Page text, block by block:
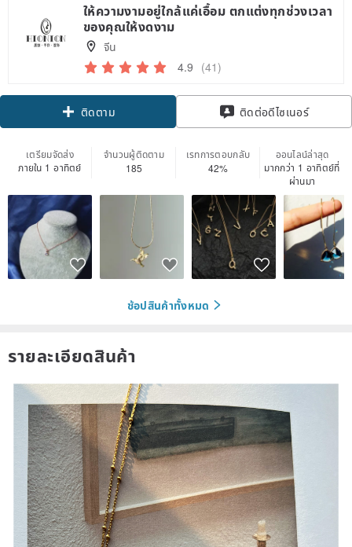
ให้ความงามอยู่ใกล้แค่เอื้อม ตกแต่งทุกช่วงเวลา
ของคุณให้งดงาม
จีน
4.9 (41)
ติดตาม ติดต่อดีไซเนอร์
เตรียมจัดส่ง
ภายใน 1 อาทิตย์
จำนวนผู้ติดตาม
185
เรทการตอบกลับ
42%
ออนไลน์ล่าสุด
มากกว่า 1 อาทิตย์ที่
ผ่านมา
ช้อปสินค้าทั้งหมด
รายละเอียดสินค้า